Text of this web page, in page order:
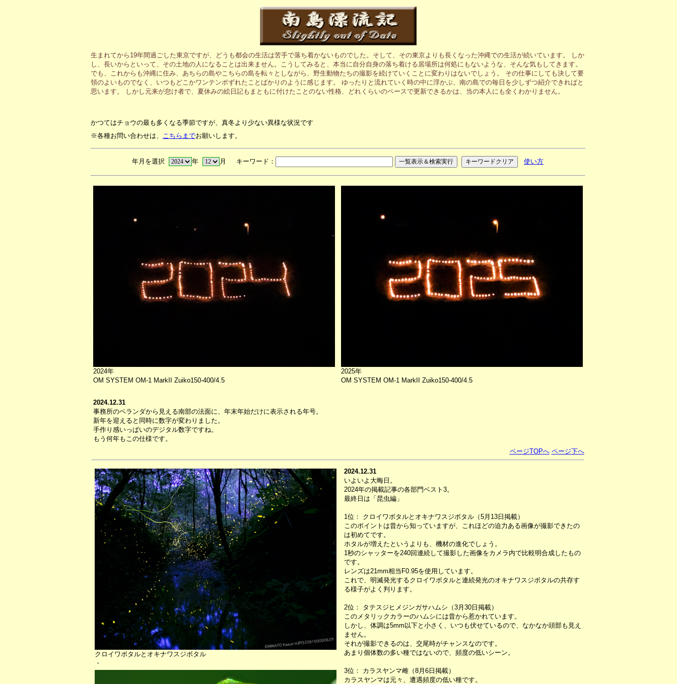
生まれてから19年間過ごした東京ですが、どうも都会の生活は苦手で落ち着かないものでした。そして、その東京よりも長くなった沖縄での生活が続いています。 しか
し、長いからといって、その土地の人になることは出来ません。こうしてみると、本当に自分自身の落ち着ける居場所は何処にもないような、そんな気もしてきます。
でも、これからも沖縄に住み、あちらの島やこちらの島を転々としながら、野生動物たちの撮影を続けていくことに変わりはないでしょう。 その仕事にしても決して要
領のよいものでなく、いつもどこかワンテンポずれたことばかりのように感じます。 ゆったりと流れていく時の中に浮かぶ、南の島での毎日を少しずつ紹介できればと
思います。 しかし元来が怠け者で、夏休みの絵日記もまともに付けたことのない性格、どれくらいのペースで更新できるかは、当の本人にも全くわかりません。
かつてはチョウの最も多くなる季節ですが、真冬より少ない異様な状況です
※各種お問い合わせは、 こちらまでお願いします。
年月を選択 年 月 キーワード： 使い方
2024年
OM SYSTEM OM-1 MarkII Zuiko150-400/4.5
2025年
OM SYSTEM OM-1 MarkII Zuiko150-400/4.5
2024.12.31
事務所のベランダから見える南部の法面に、年末年始だけに表示される年号。
新年を迎えると同時に数字が変わりました。
手作り感いっぱいのデジタル数字ですね。
もう何年もこの仕様です。
ページTOPへ ページ下へ
クロイワボタルとオキナワスジボタル
・
2024.12.31
いよいよ大晦日。
2024年の掲載記事の各部門ベスト3。
最終日は「昆虫編」
1位： クロイワボタルとオキナワスジボタル（5月13日掲載）
このポイントは昔から知っていますが、これほどの迫力ある画像が撮影できたの
は初めてです。
ホタルが増えたというよりも、機材の進化でしょう。
1秒のシャッターを240回連続して撮影した画像をカメラ内で比較明合成したもの
です。
レンズは21mm相当F0.95を使用しています。
これで、明滅発光するクロイワボタルと連続発光のオキナワスジボタルの共存す
る様子がよく判ります。
2位： タテスジヒメジンガサハムシ（3月30日掲載）
このメタリックカラーのハムシには昔から惹かれています。
しかし、体調は5mm以下と小さく、いつも伏せているので、なかなか頭部も見え
ません。
それが撮影できるのは、交尾時がチャンスなのです。
あまり個体数の多い種ではないので、頻度の低いシーン。
3位： カラスヤンマ雌（8月6日掲載）
カラスヤンマは元々、遭遇頻度の低い種です。